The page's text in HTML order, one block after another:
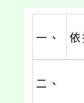
一、
二、